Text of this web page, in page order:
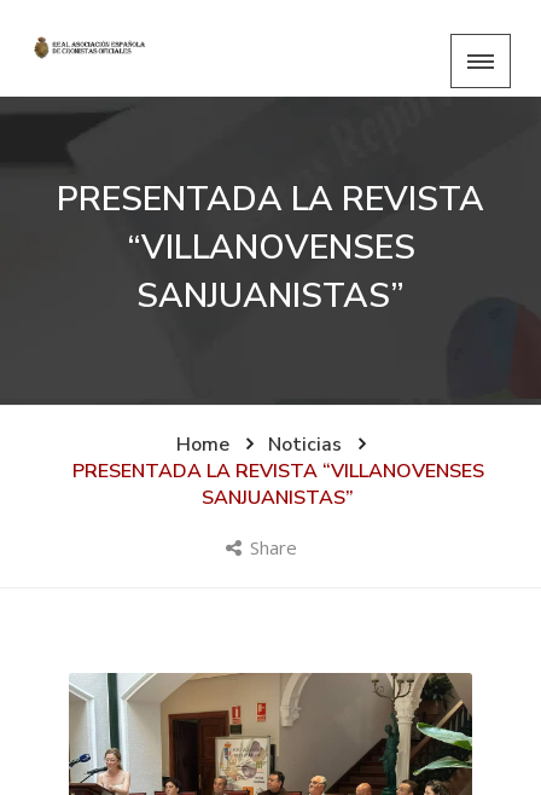
PRESENTADA LA REVISTA
“VILLANOVENSES
SANJUANISTAS”
Home
Noticias
PRESENTADA LA REVISTA “VILLANOVENSES
SANJUANISTAS”
Share